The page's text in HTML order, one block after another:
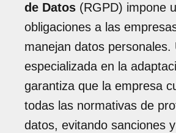
de Datos (RGPD) impone
obligaciones a las
manejan datos personales.
especializada en la
garantiza que la empresa
todas las normativas de
datos, evitando sanciones